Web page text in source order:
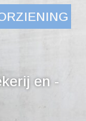
en -